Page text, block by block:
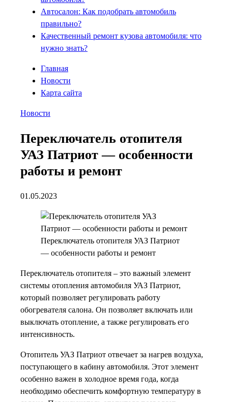
Автосалон: Как подобрать автомобиль
правильно?
Качественный ремонт кузова автомобиля: что
нужно знать?
Главная
Новости
Карта сайта
Новости
Переключатель отопителя
УАЗ Патриот — особенности
работы и ремонт
01.05.2023
Переключатель отопителя УАЗ Патриот
— особенности работы и ремонт
Переключатель отопителя – это важный элемент
системы отопления автомобиля УАЗ Патриот,
который позволяет регулировать работу
обогревателя салона. Он позволяет включать или
выключать отопление, а также регулировать его
интенсивность.
Отопитель УАЗ Патриот отвечает за нагрев воздуха,
поступающего в кабину автомобиля. Этот элемент
особенно важен в холодное время года, когда
необходимо обеспечить комфортную температуру в